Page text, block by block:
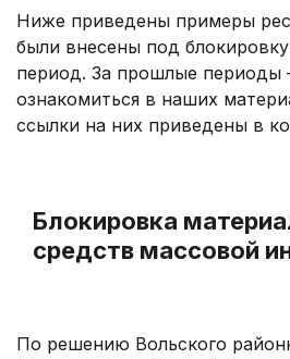
Ниже приведены примеры
были внесены под
период. За прошлые периоды
ознакомиться в наших
ссылки на них приведены в
Блокировка
средств массовой
По решению Вольского